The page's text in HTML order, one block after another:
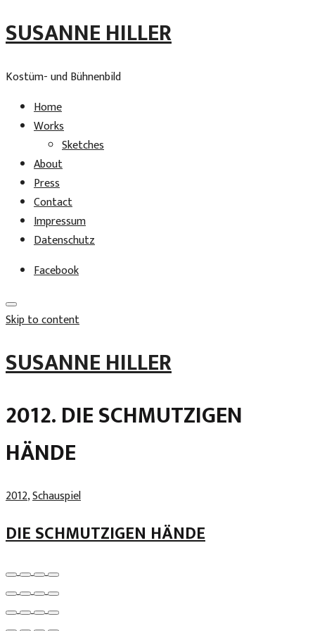
SUSANNE HILLER
Kostüm- und Bühnenbild
Home
Works
Sketches
About
Press
Contact
Impressum
Datenschutz
Facebook
Skip to content
SUSANNE HILLER
2012. DIE SCHMUTZIGEN
HÄNDE
2012,Schauspiel
DIE SCHMUTZIGEN HÄNDE